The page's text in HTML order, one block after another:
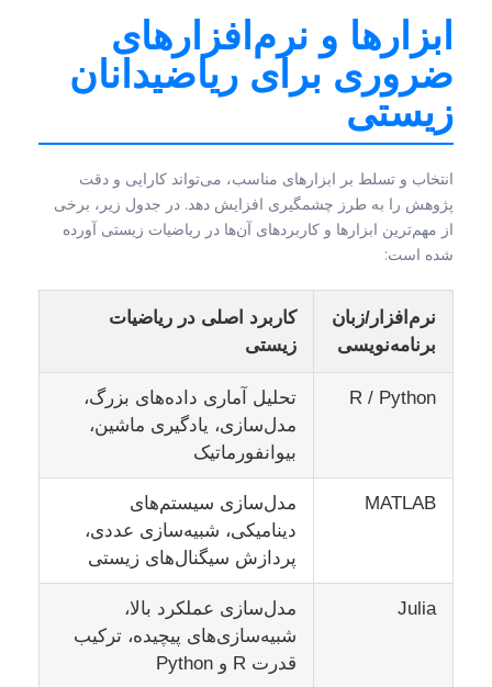
ابزارها و نرم‌افزارهای
ضروری برای ریاضیدانان
زیستی
انتخاب و تسلط بر ابزارهای مناسب، می‌تواند کارایی و دقت
پژوهش را به طرز چشمگیری افزایش دهد. در جدول زیر، برخی
از مهم‌ترین ابزارها و کاربردهای آن‌ها در ریاضیات زیستی آورده
شده است:
نرم‌افزار/زبان
برنامه‌نویسی
کاربرد اصلی در ریاضیات
زیستی
R / Python
تحلیل آماری داده‌های بزرگ،
مدل‌سازی، یادگیری ماشین،
بیوانفورماتیک
MATLAB
مدل‌سازی سیستم‌های
دینامیکی، شبیه‌سازی عددی،
پردازش سیگنال‌های زیستی
Julia
مدل‌سازی عملکرد بالا،
شبیه‌سازی‌های پیچیده، ترکیب
قدرت R و Python